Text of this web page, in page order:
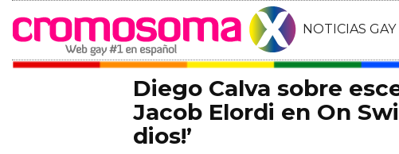
NOTICIAS GAY
Diego Calva sobre
Jacob Elordi en On
dios!’